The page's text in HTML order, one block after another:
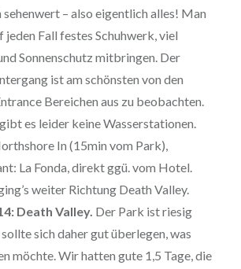
– also eigentlich alles! Man
jeden Fall festes Schuhwerk, viel
Sonnenschutz mitbringen. Der
ist am schönsten von den
Bereichen aus zu beobachten.
es leider keine Wasserstationen.
In (15min vom Park),
La Fonda, direkt ggü. vom Hotel.
weiter Richtung Death Valley.
Death Valley. Der Park ist riesig
sich daher gut überlegen, was
möchte. Wir hatten gute 1,5 Tage, die